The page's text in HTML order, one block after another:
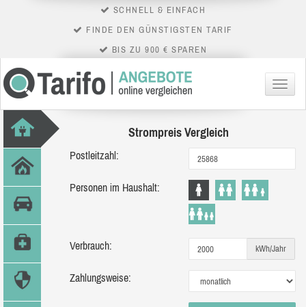
SCHNELL & EINFACH
FINDE DEN GÜNSTIGSTEN TARIF
BIS ZU 900 € SPAREN
Menü
Strompreis Vergleich
Postleitzahl:
Personen im Haushalt:
Verbrauch: kWh/Jahr
Zahlungsweise: